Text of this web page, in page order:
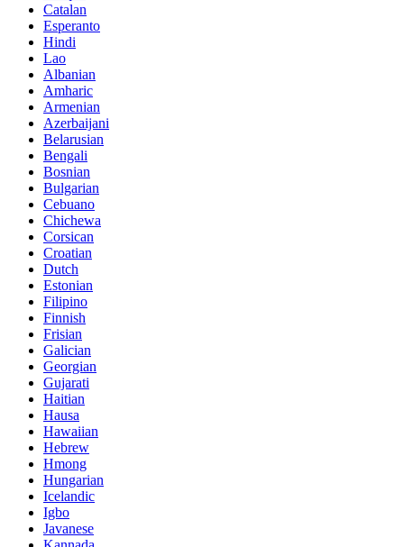
Catalan
Esperanto
Hindi
Lao
Albanian
Amharic
Armenian
Azerbaijani
Belarusian
Bengali
Bosnian
Bulgarian
Cebuano
Chichewa
Corsican
Croatian
Dutch
Estonian
Filipino
Finnish
Frisian
Galician
Georgian
Gujarati
Haitian
Hausa
Hawaiian
Hebrew
Hmong
Hungarian
Icelandic
Igbo
Javanese